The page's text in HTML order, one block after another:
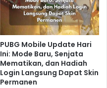
PUBG Mobile Update Hari
Ini: Mode Baru, Senjata
Mematikan, dan Hadiah
Login Langsung Dapat Skin
Permanen